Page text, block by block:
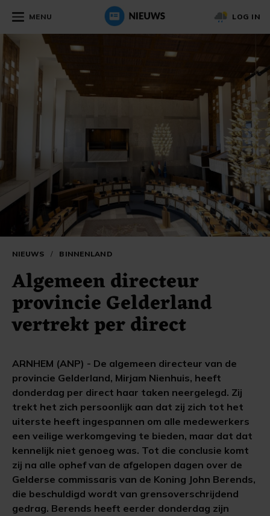
MENU LOG IN
NIEUWS / BINNENLAND
Algemeen directeur
provincie Gelderland
vertrekt per direct
ARNHEM (ANP) - De algemeen directeur van de
provincie Gelderland, Mirjam Nienhuis, heeft
donderdag per direct haar taken neergelegd. Zij
trekt het zich persoonlijk aan dat zij zich tot het
uiterste heeft ingespannen om alle medewerkers
een veilige werkomgeving te bieden, maar dat dat
kennelijk niet genoeg was. Tot die conclusie komt
zij na alle ophef van de afgelopen dagen over de
Gelderse commissaris van de Koning John Berends,
die beschuldigd wordt van grensoverschrijdend
gedrag. Berends heeft eerder donderdag zijn